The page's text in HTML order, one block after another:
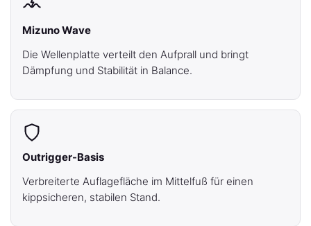
Mizuno Wave
Die Wellenplatte verteilt den Aufprall und bringt
Dämpfung und Stabilität in Balance.
Outrigger-Basis
Verbreiterte Auflagefläche im Mittelfuß für einen
kippsicheren, stabilen Stand.